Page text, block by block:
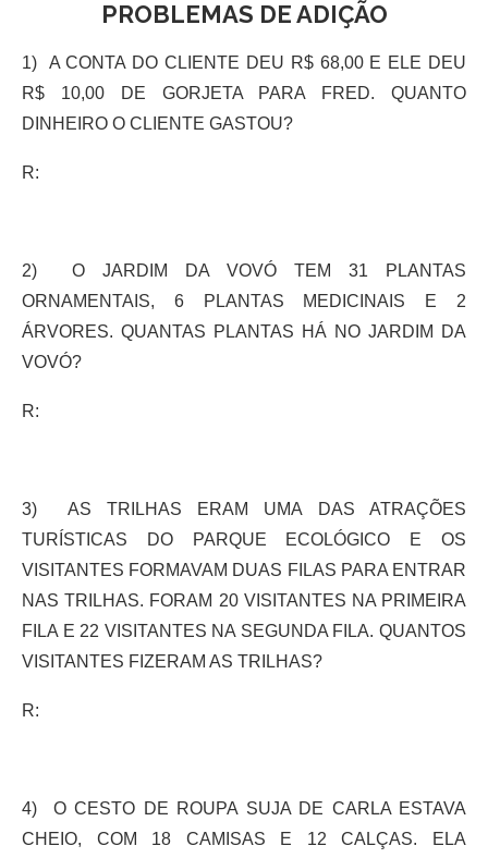
PROBLEMAS DE ADIÇÃO
1) A CONTA DO CLIENTE DEU R$ 68,00 E ELE DEU
R$ 10,00 DE GORJETA PARA FRED. QUANTO
DINHEIRO O CLIENTE GASTOU?
R:
2) O JARDIM DA VOVÓ TEM 31 PLANTAS
ORNAMENTAIS, 6 PLANTAS MEDICINAIS E 2
ÁRVORES. QUANTAS PLANTAS HÁ NO JARDIM DA
VOVÓ?
R:
3) AS TRILHAS ERAM UMA DAS ATRAÇÕES
TURÍSTICAS DO PARQUE ECOLÓGICO E OS
VISITANTES FORMAVAM DUAS FILAS PARA ENTRAR
NAS TRILHAS. FORAM 20 VISITANTES NA PRIMEIRA
FILA E 22 VISITANTES NA SEGUNDA FILA. QUANTOS
VISITANTES FIZERAM AS TRILHAS?
R:
4) O CESTO DE ROUPA SUJA DE CARLA ESTAVA
CHEIO, COM 18 CAMISAS E 12 CALÇAS. ELA